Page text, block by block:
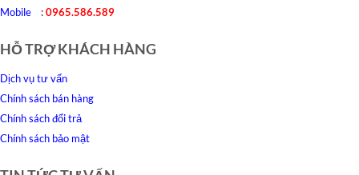
Mobile :0965.586.589
HỖ TRỢ KHÁCH HÀNG
Dịch vụ tư vấn
Chính sách bán hàng
Chính sách đổi trả
Chính sách bảo mật